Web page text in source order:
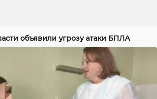
объявили угрозу атаки БПЛА